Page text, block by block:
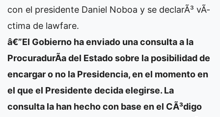
con el presidente Daniel Noboa y se declarÃ³ vÃ­
ctima de lawfare.
â€”El Gobierno ha enviado una consulta a la
ProcuradurÃ­a del Estado sobre la posibilidad de
encargar o no la Presidencia, en el momento en
el que el Presidente decida elegirse. La
consulta la han hecho con base en el CÃ³digo